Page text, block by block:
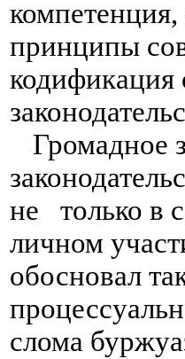
принципы
кодификация
Громадное
не только в
личном
обосновал
слома